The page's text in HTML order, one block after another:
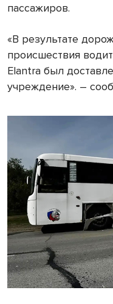
пассажиров.
«В результате
происшествия
Elantra был
учреждение». –